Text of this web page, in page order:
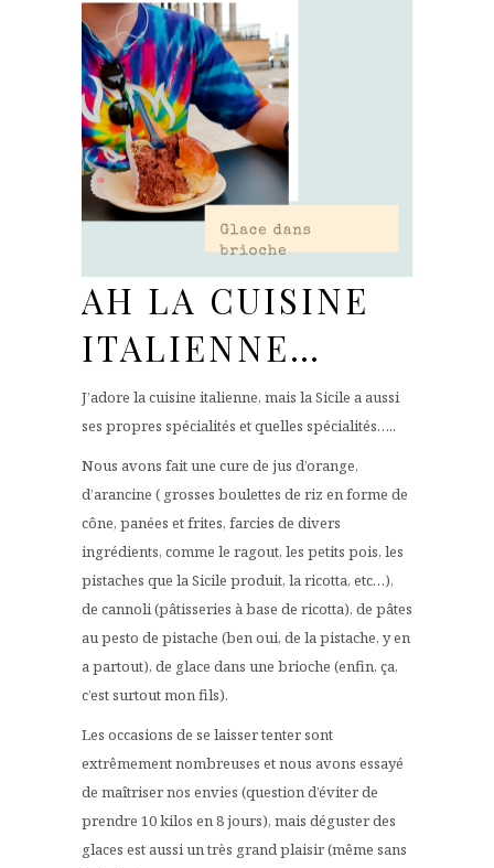
AH LA CUISINE
ITALIENNE…
J’adore la cuisine italienne, mais la Sicile a aussi
ses propres spécialités et quelles spécialités…..
Nous avons fait une cure de jus d’orange,
d’arancine ( grosses boulettes de riz en forme de
cône, panées et frites, farcies de divers
ingrédients, comme le ragout, les petits pois, les
pistaches que la Sicile produit, la ricotta, etc…),
de cannoli (pâtisseries à base de ricotta), de pâtes
au pesto de pistache (ben oui, de la pistache, y en
a partout), de glace dans une brioche (enfin, ça,
c’est surtout mon fils).
Les occasions de se laisser tenter sont
extrêmement nombreuses et nous avons essayé
de maîtriser nos envies (question d’éviter de
prendre 10 kilos en 8 jours), mais déguster des
glaces est aussi un très grand plaisir (même sans